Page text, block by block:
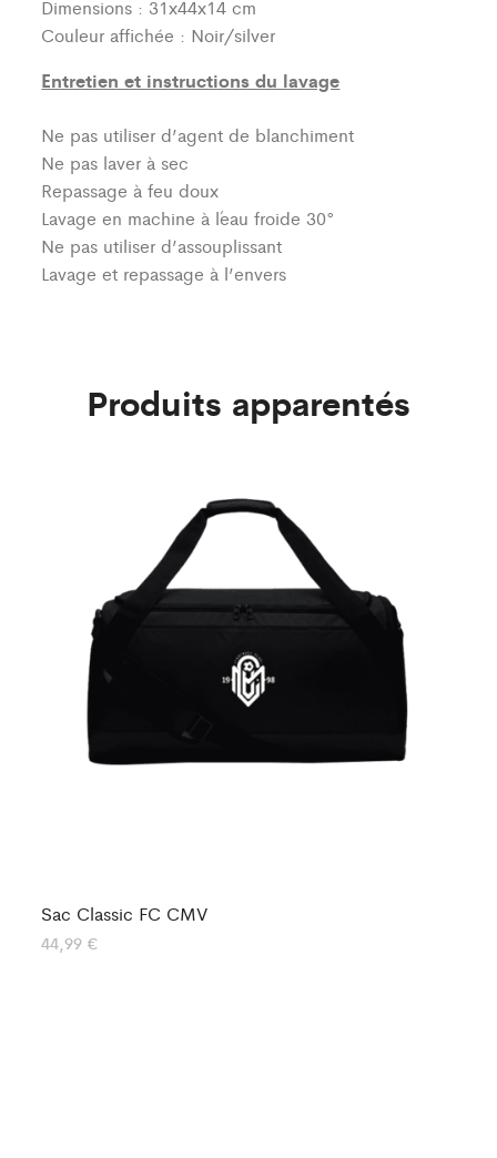
Dimensions : 31x44x14 cm
Couleur affichée : Noir/silver
Entretien et instructions du lavage
Ne pas utiliser d’agent de blanchiment
Ne pas laver à sec
Repassage à feu doux
Lavage en machine à l´eau froide 30°
Ne pas utiliser d’assouplissant
Lavage et repassage à l’envers
Produits apparentés
Sac Classic FC CMV
44,99 €